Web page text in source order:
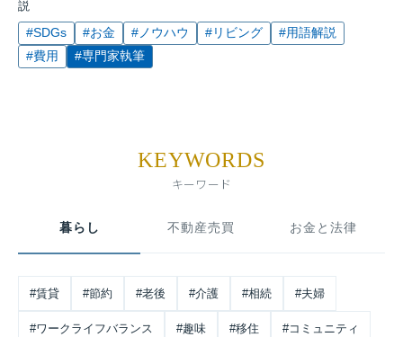
説
#SDGs #お金 #ノウハウ #リビング
#用語解説
#費用
#専門家執筆
KEYWORDS
キーワード
暮らし 不動産売買 お金と法律
#賃貸 #節約 #老後 #介護 #相続 #夫婦
#ワークライフバランス #趣味 #移住 #コミュニティ